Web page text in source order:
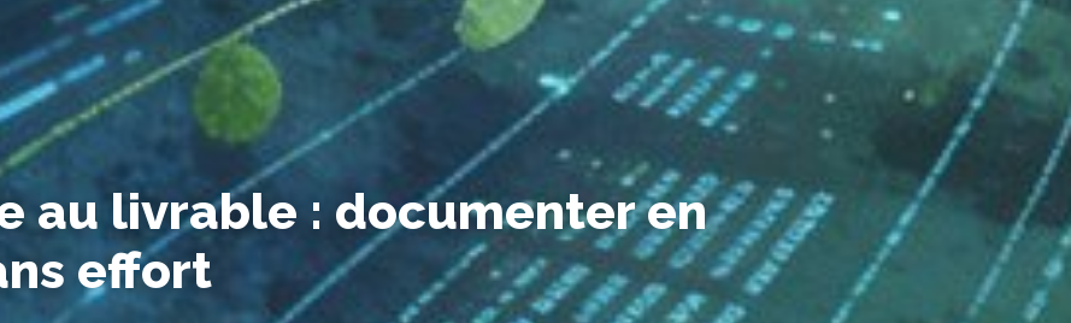
au livrable : documenter en
effort